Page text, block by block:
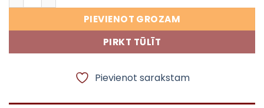
PIEVIENOT GROZAM
PIRKT TŪLĪT
Pievienot sarakstam